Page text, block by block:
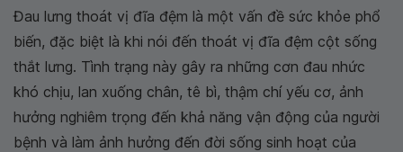
Đau lưng thoát vị đĩa đệm là một vấn đề sức khỏe phổ
biến, đặc biệt là khi nói đến thoát vị đĩa đệm cột sống
thắt lưng. Tình trạng này gây ra những cơn đau nhức
khó chịu, lan xuống chân, tê bì, thậm chí yếu cơ, ảnh
hưởng nghiêm trọng đến khả năng vận động của người
bệnh và làm ảnh hưởng đến đời sống sinh hoạt của